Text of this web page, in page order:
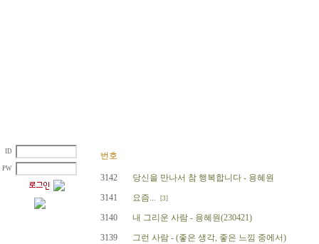
ID
PW
번호
3142
당신을 만나서 참 행복합니다 - 용혜원
3141
요즘... [3]
3140
내 그리운 사람 - 용혜원(230421)
3139
그런 사람 - (좋은 생각, 좋은 느낌 중에서)